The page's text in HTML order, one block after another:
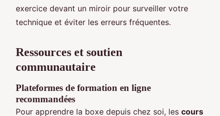
exercice devant un miroir pour surveiller votre
technique et éviter les erreurs fréquentes.
Ressources et soutien
communautaire
Plateformes de formation en ligne
recommandées
Pour apprendre la boxe depuis chez soi, les cours